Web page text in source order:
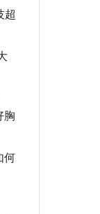
超
胸
何